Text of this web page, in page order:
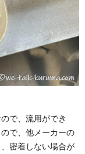
で、流用ができ
で、他メーカーの
密着しない場合が